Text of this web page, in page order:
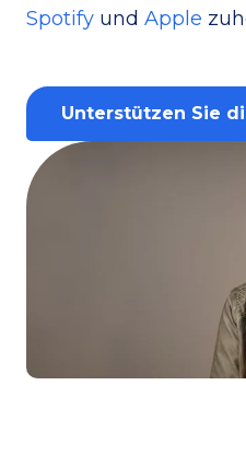
Spotify und Apple
Unterstützen Sie